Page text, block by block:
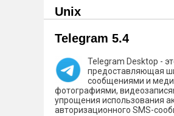
Unix
Telegram 5.4
Telegram Desktop -
предоставляющая
сообщениями и
фотографиями,
упрощения использования
авторизационного SMS-